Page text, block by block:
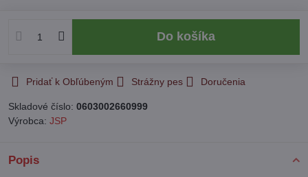
Do košíka
Pridať k Obľúbeným Strážny pes Doručenia
Skladové číslo: 0603002660999
Výrobca: JSP
Popis